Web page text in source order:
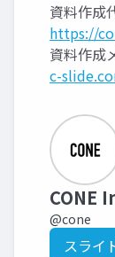
資料作成
https://
資料作成
c-
CONE
@cone
スライ